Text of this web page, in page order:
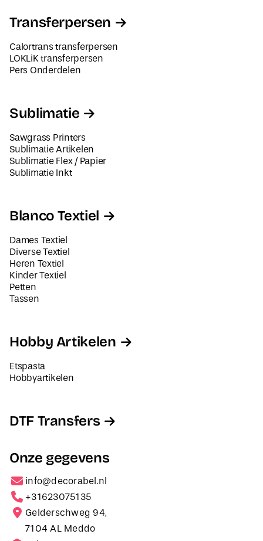
Transferpersen
Calortrans transferpersen
LOKLiK transferpersen
Pers Onderdelen
Sublimatie
Sawgrass Printers
Sublimatie Artikelen
Sublimatie Flex / Papier
Sublimatie Inkt
Blanco Textiel
Dames Textiel
Diverse Textiel
Heren Textiel
Kinder Textiel
Petten
Tassen
Hobby Artikelen
Etspasta
Hobbyartikelen
DTF Transfers
Onze gegevens
info@decorabel.nl
+31623075135
Gelderschweg 94,
7104 AL Meddo